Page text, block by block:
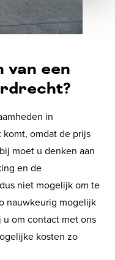
van een
in
omdat de prijs
moet u denken aan
en de
niet mogelijk om te
nauwkeurig mogelijk
om contact met ons
kosten zo